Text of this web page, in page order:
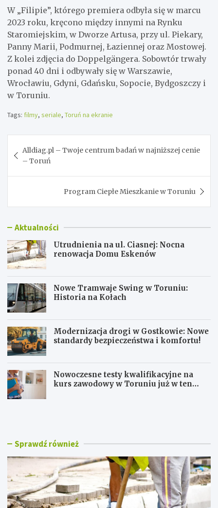
W „Filipie”, którego premiera odbyła się w marcu
2023 roku, kręcono między innymi na Rynku
Staromiejskim, w Dworze Artusa, przy ul. Piekary,
Panny Marii, Podmurnej, Łaziennej oraz Mostowej.
Z kolei zdjęcia do Doppelgängera. Sobowtór trwały
ponad 40 dni i odbywały się w Warszawie,
Wrocławiu, Gdyni, Gdańsku, Sopocie, Bydgoszczy i
w Toruniu.
Tags: filmy, seriale, Toruń na ekranie
wpisu
Alldiag.pl – Twoje centrum badań w najniższej cenie
– Toruń
Program Ciepłe Mieszkanie w Toruniu
Aktualności
Utrudnienia na ul. Ciasnej: Nocna
renowacja Domu Eskenów
Nowe Tramwaje Swing w Toruniu:
Historia na Kołach
Modernizacja drogi w Gostkowie: Nowe
standardy bezpieczeństwa i komfortu!
Nowoczesne testy kwalifikacyjne na
kurs zawodowy w Toruniu już w ten
U
n
e
i
a
n
N
r
m
a
j
e
Sprawdź również